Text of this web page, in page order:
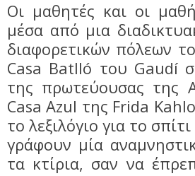
Οι μαθητές και οι
μέσα από μια
διαφορετικών πόλεων
Casa Batlló του Gaudí
της πρωτεύουσας της
Casa Azul της Frida
το λεξιλόγιο για το
γράφουν μία
τα κτίρια, σαν να